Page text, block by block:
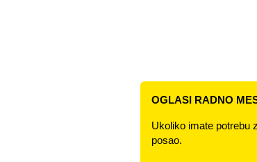
OGLASI RADNO
Ukoliko imate potrebu
posao.